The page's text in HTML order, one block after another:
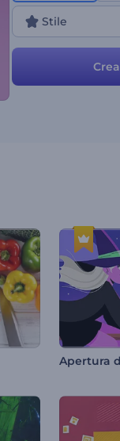
Natale, introduzioni
dai vita al tuo brand
Stile